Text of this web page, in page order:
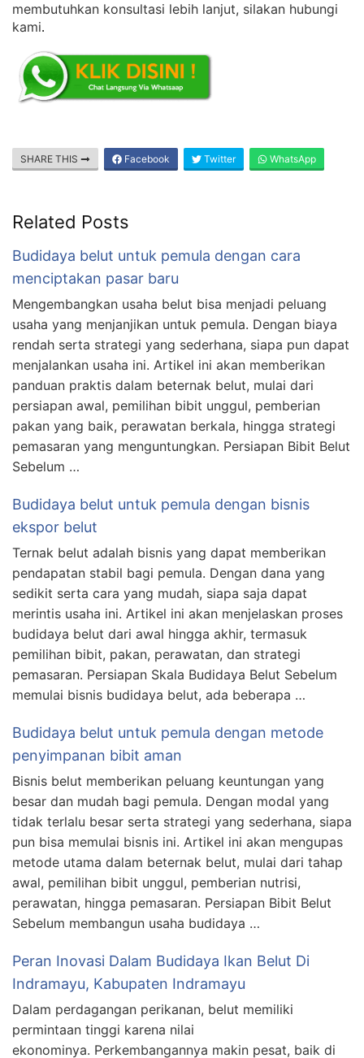
membutuhkan konsultasi lebih lanjut, silakan hubungi
kami.
SHARE THIS Facebook Twitter WhatsApp
Related Posts
Budidaya belut untuk pemula dengan cara
menciptakan pasar baru
Mengembangkan usaha belut bisa menjadi peluang
usaha yang menjanjikan untuk pemula. Dengan biaya
rendah serta strategi yang sederhana, siapa pun dapat
menjalankan usaha ini. Artikel ini akan memberikan
panduan praktis dalam beternak belut, mulai dari
persiapan awal, pemilihan bibit unggul, pemberian
pakan yang baik, perawatan berkala, hingga strategi
pemasaran yang menguntungkan. Persiapan Bibit Belut
Sebelum …
Budidaya belut untuk pemula dengan bisnis
ekspor belut
Ternak belut adalah bisnis yang dapat memberikan
pendapatan stabil bagi pemula. Dengan dana yang
sedikit serta cara yang mudah, siapa saja dapat
merintis usaha ini. Artikel ini akan menjelaskan proses
budidaya belut dari awal hingga akhir, termasuk
pemilihan bibit, pakan, perawatan, dan strategi
pemasaran. Persiapan Skala Budidaya Belut Sebelum
memulai bisnis budidaya belut, ada beberapa …
Budidaya belut untuk pemula dengan metode
penyimpanan bibit aman
Bisnis belut memberikan peluang keuntungan yang
besar dan mudah bagi pemula. Dengan modal yang
tidak terlalu besar serta strategi yang sederhana, siapa
pun bisa memulai bisnis ini. Artikel ini akan mengupas
metode utama dalam beternak belut, mulai dari tahap
awal, pemilihan bibit unggul, pemberian nutrisi,
perawatan, hingga pemasaran. Persiapan Bibit Belut
Sebelum membangun usaha budidaya …
Peran Inovasi Dalam Budidaya Ikan Belut Di
Indramayu, Kabupaten Indramayu
Dalam perdagangan perikanan, belut memiliki
permintaan tinggi karena nilai
ekonominya. Perkembangannya makin pesat, baik di